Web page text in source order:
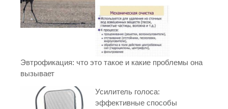
Эвтрофикация: что это такое и какие проблемы она
вызывает
Усилитель голоса:
эффективные способы